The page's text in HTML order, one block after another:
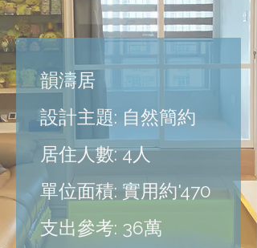
韻濤居
設計主題: 自然簡約
居住人數: 4人
單位面積: 實用約'470
支出參考: 36萬